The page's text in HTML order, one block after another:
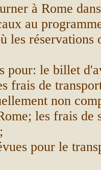
à Rome
au
les réservations
pour: le billet
frais de
non
les frais de
pour le